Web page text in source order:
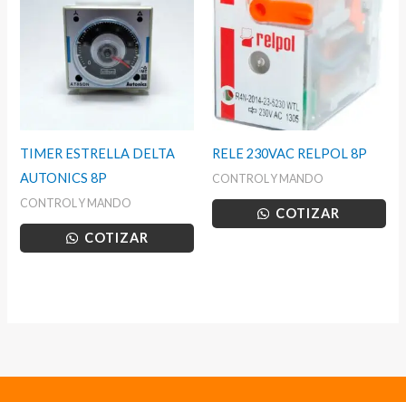
TIMER ESTRELLA DELTA
AUTONICS 8P
CONTROL Y MANDO
COTIZAR
RELE 230VAC RELPOL 8P
CONTROL Y MANDO
COTIZAR